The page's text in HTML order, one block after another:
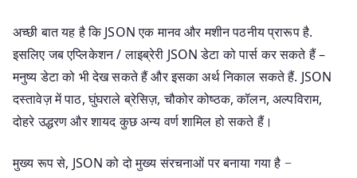
अच्छी बात यह है कि JSON एक मानव और मशीन पठनीय प्रारूप है.
इसलिए जब एप्लिकेशन / लाइब्रेरी JSON डेटा को पार्स कर सकते हैं –
मनुष्य डेटा को भी देख सकते हैं और इसका अर्थ निकाल सकते हैं. JSON
दस्तावेज़ में पाठ, घुंघराले ब्रेसिज़, चौकोर कोष्ठक, कॉलन, अल्पविराम,
दोहरे उद्धरण और शायद कुछ अन्य वर्ण शामिल हो सकते हैं।
मुख्य रूप से, JSON को दो मुख्य संरचनाओं पर बनाया गया है −